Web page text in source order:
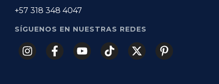
+57 318 348 4047
SÍGUENOS EN NUESTRAS REDES